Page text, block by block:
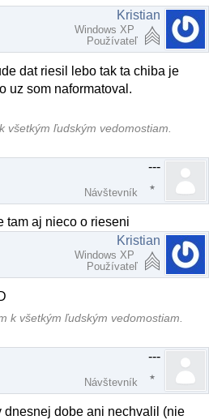
Kristian
Windows XP
Používateľ
dat riesil lebo tak ta chiba je
uz som naformatoval.
všetkým ľudským vedomostiam.
---
Návštevník
tam aj nieco o rieseni
Kristian
Windows XP
Používateľ
k všetkým ľudským vedomostiam.
---
Návštevník
dnesnej dobe ani nechvalil (nie